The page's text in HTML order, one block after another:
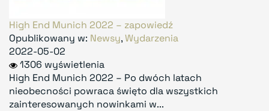
High End Munich 2022 – zapowiedź
Opublikowany w: Newsy,Wydarzenia
2022-05-02
1306 wyświetlenia
High End Munich 2022 – Po dwóch latach
nieobecności powraca święto dla wszystkich
zainteresowanych nowinkami w...